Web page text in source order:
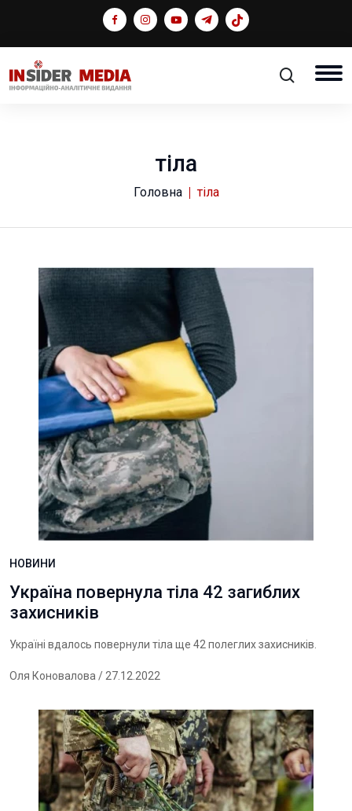
тіла
Головна тіла
НОВИНИ
Україна повернула тіла 42 загиблих
захисників
Україні вдалось повернули тіла ще 42 полеглих захисників.
Оля Коновалова / 27.12.2022